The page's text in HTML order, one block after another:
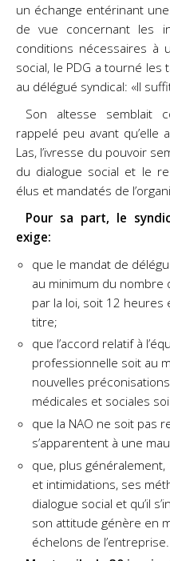
un échange entérinant
de vue concernant les
conditions nécessaires à
social, le PDG a tourné les
au délégué syndical: «Il
Son altesse semblait
rappelé peu avant qu’elle
Las, l’ivresse du pouvoir
du dialogue social et le
élus et mandatés de
Pour sa part, le
exige:
que le mandat de
au minimum du nombre
par la loi, soit 12
titre;
que l’accord relatif à
professionnelle soit au
nouvelles
médicales et sociales
que la NAO ne soit pas
s’apparentent à une
que, plus
et intimidations, ses
dialogue social et qu’il
son attitude génère en
échelons de l’entreprise.